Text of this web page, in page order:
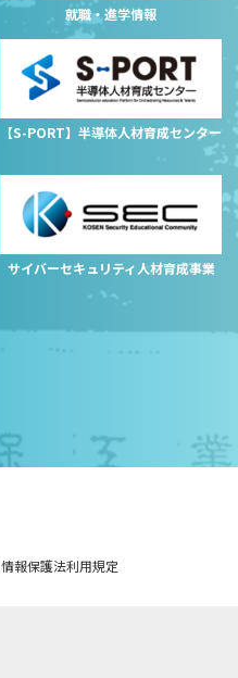
就職・進学情報
【S-PORT】半導体人材育成センター
サイバーセキュリティ人材育成事業
報保護法利用規定